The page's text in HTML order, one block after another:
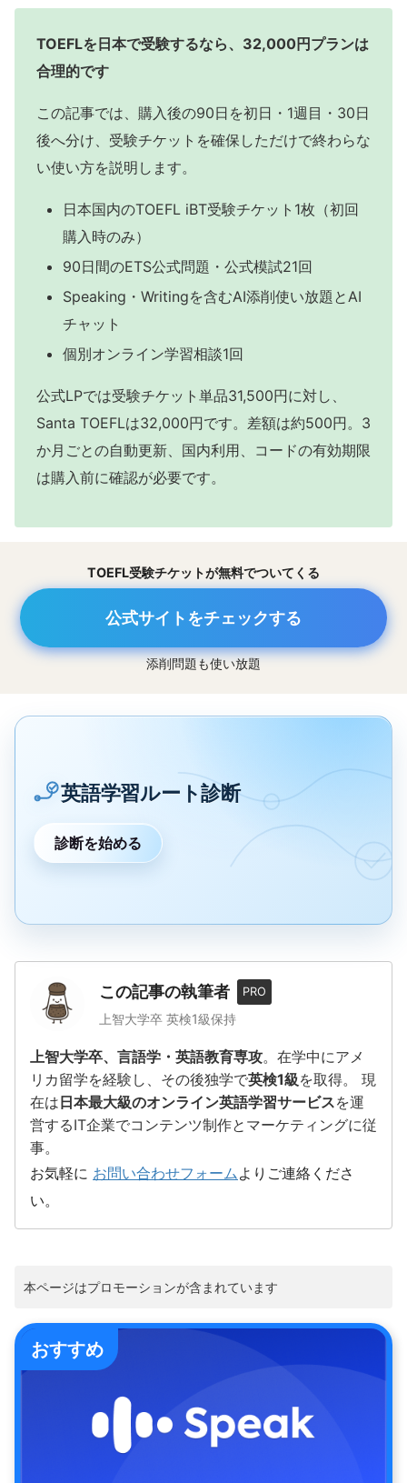
TOEFLを日本で受験するなら、32,000円プランは
合理的です
この記事では、購入後の90日を初日・1週目・30日
後へ分け、受験チケットを確保しただけで終わらな
い使い方を説明します。
日本国内のTOEFL iBT受験チケット1枚（初回
購入時のみ）
90日間のETS公式問題・公式模試21回
Speaking・Writingを含むAI添削使い放題とAI
チャット
個別オンライン学習相談1回
公式LPでは受験チケット単品31,500円に対し、
Santa TOEFLは32,000円です。差額は約500円。3
か月ごとの自動更新、国内利用、コードの有効期限
は購入前に確認が必要です。
TOEFL受験チケットが無料でついてくる
公式サイトをチェックする
添削問題も使い放題
英語学習ルート診断
診断を始める
この記事の執筆者 PRO
上智大学卒 英検1級保持
上智大学卒、言語学・英語教育専攻。在学中にアメ
リカ留学を経験し、その後独学で英検1級を取得。 現
在は 日本最大級のオンライン英語学習サービスを運
営するIT企業でコンテンツ制作とマーケティングに従
事。
お気軽に お問い合わせフォームよりご連絡くださ
い。
本ページはプロモーションが含まれています
おすすめ